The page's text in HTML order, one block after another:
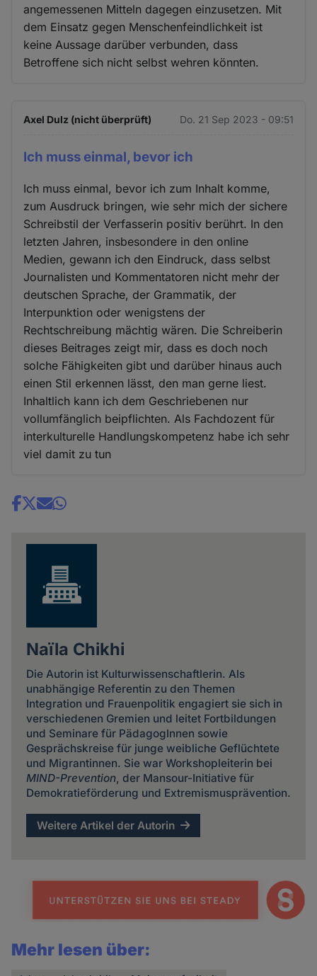
angemessenen Mitteln dagegen einzusetzen. Mit
dem Einsatz gegen Menschenfeindlichkeit ist
keine Aussage darüber verbunden, dass
Betroffene sich nicht selbst wehren könnten.
Axel Dulz (nicht überprüft) Do. 21 Sep 2023 - 09:51
Ich muss einmal, bevor ich
Ich muss einmal, bevor ich zum Inhalt komme,
zum Ausdruck bringen, wie sehr mich der sichere
Schreibstil der Verfasserin positiv berührt. In den
letzten Jahren, insbesondere in den online
Medien, gewann ich den Eindruck, dass selbst
Journalisten und Kommentatoren nicht mehr der
deutschen Sprache, der Grammatik, der
Interpunktion oder wenigstens der
Rechtschreibung mächtig wären. Die Schreiberin
dieses Beitrages zeigt mir, dass es doch noch
solche Fähigkeiten gibt und darüber hinaus auch
einen Stil erkennen lässt, den man gerne liest.
Inhaltlich kann ich dem Geschriebenen nur
vollumfänglich beipflichten. Als Fachdozent für
interkulturelle Handlungskompetenz habe ich sehr
viel damit zu tun
Share
Naïla Chikhi
Die Autorin ist Kulturwissenschaftlerin. Als
unabhängige Referentin zu den Themen
Integration und Frauenpolitik engagiert sie sich in
verschiedenen Gremien und leitet Fortbildungen
und Seminare für PädagogInnen sowie
Gesprächskreise für junge weibliche Geflüchtete
und Migrantinnen. Sie war Workshopleiterin bei
MIND-Prevention, der Mansour-Initiative für
Demokratieförderung und Extremismusprävention.
Weitere Artikel der Autorin
Mehr lesen über: